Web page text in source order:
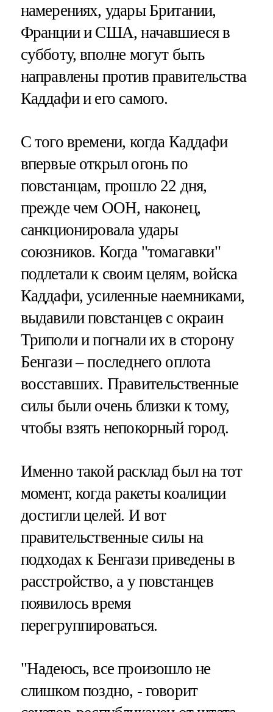
намерениях, удары Британии,
Франции и США, начавшиеся в
субботу, вполне могут быть
направлены против правительства
Каддафи и его самого.
С того времени, когда Каддафи
впервые открыл огонь по
повстанцам, прошло 22 дня,
прежде чем ООН, наконец,
санкционировала удары
союзников. Когда "томагавки"
подлетали к своим целям, войска
Каддафи, усиленные наемниками,
выдавили повстанцев с окраин
Триполи и погнали их в сторону
Бенгази – последнего оплота
восставших. Правительственные
силы были очень близки к тому,
чтобы взять непокорный город.
Именно такой расклад был на тот
момент, когда ракеты коалиции
достигли целей. И вот
правительственные силы на
подходах к Бенгази приведены в
расстройство, а у повстанцев
появилось время
перегруппироваться.
"Надеюсь, все произошло не
слишком поздно, - говорит